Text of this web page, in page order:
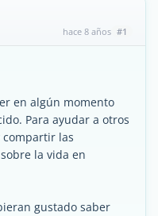
hace 8 años #1
en algún momento
Para ayudar a otros
las
la vida en
gustado saber